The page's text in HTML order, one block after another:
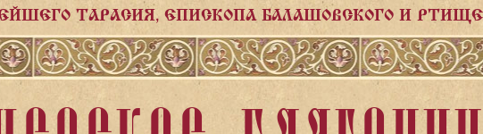
ТАРАСИЯ, ЕПИСКОПА БАЛАШОВСКОГО И